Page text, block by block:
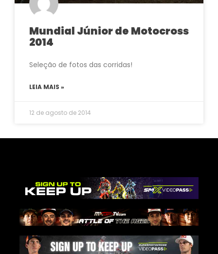
Mundial Júnior de Motocross
2014
Seleção de fotos das corridas!
LEIA MAIS »
12 de agosto de 2014